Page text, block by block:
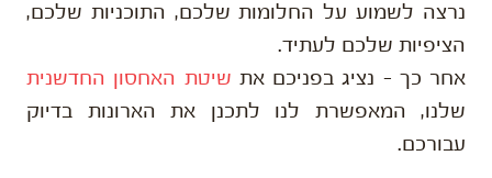
נרצה לשמוע על החלומות שלכם, התוכניות שלכם,
הציפיות שלכם לעתיד.
אחר כך – נציג בפניכם את שיטת האחסון החדשנית
שלנו, המאפשרת לנו לתכנן את הארונות בדיוק
עבורכם.